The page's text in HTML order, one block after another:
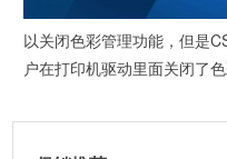
以关闭色彩管理功能，但是
户在打印机驱动里面关闭了